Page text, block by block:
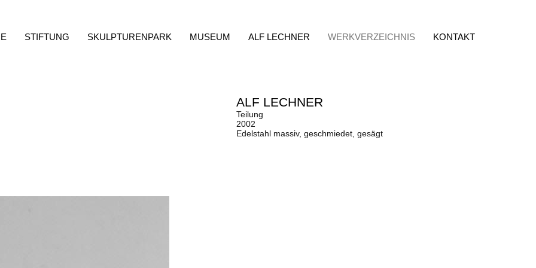
STIFTUNG SKULPTURENPARK MUSEUM ALF LECHNER WERKVERZEICHNIS KONTAKT
ALF LECHNER
Teilung
2002
Edelstahl massiv, geschmiedet, gesägt